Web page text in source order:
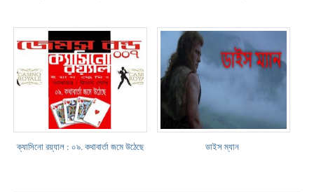
ক্যাসিনো রয়্যাল : ০৯. কথাবার্তা জমে উঠেছে ডাইস ম্যান